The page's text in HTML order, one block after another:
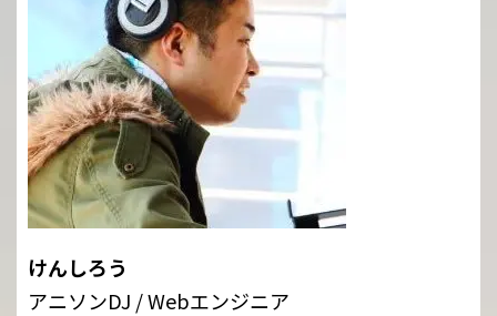
けんしろう
アニソンDJ / Webエンジニア